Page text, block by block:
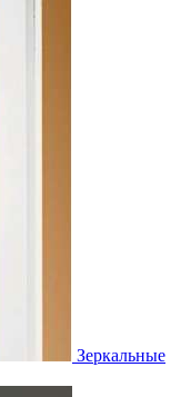
Зеркальные